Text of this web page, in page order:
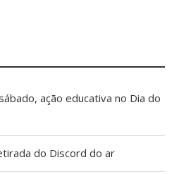
ação educativa no Dia do
do Discord do ar